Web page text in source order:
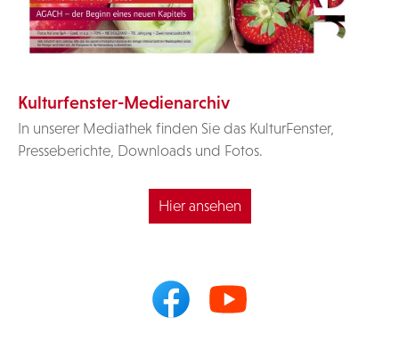
Kulturfenster-Medienarchiv
In unserer Mediathek finden Sie das KulturFenster,
Presseberichte, Downloads und Fotos.
Hier ansehen